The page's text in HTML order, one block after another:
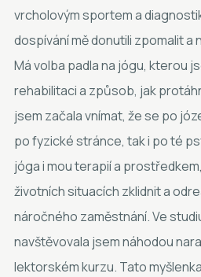
vrcholovým sportem a
dospívání mě donutili zpomalit a
Má volba padla na jógu, kterou
rehabilitaci a způsob, jak
jsem začala vnímat, že se po
po fyzické stránce, tak i po té
jóga i mou terapií a
životních situacích zklidnit a
náročného zaměstnání. Ve
navštěvovala jsem náhodou
lektorském kurzu. Tato